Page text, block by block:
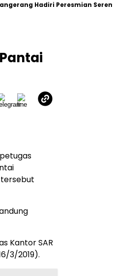
Hadiri Peresmian
Kantor SAR
3/2019).